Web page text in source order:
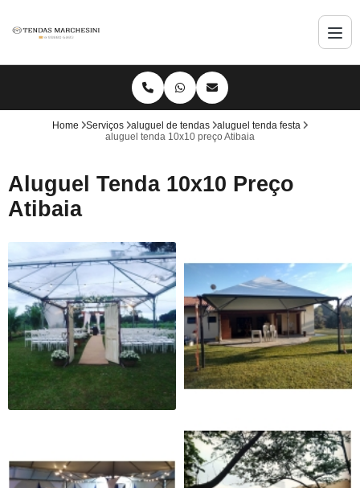
Home Serviços aluguel de tendas
aluguel tenda festa
aluguel tenda 10x10 preço Atibaia
Aluguel Tenda 10x10 Preço
Atibaia